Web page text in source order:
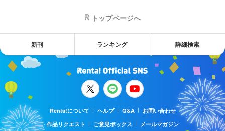
トップページへ
新刊 ランキング 詳細検索
Renta!について ヘルプ Q&A
お問い合わせ
作品リクエスト
ご意見ボックス
メールマガジン